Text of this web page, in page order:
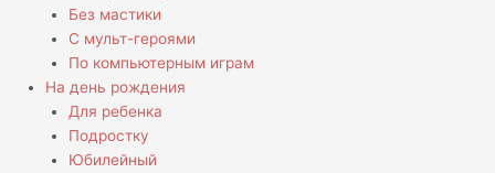
Без мастики
С мульт-героями
По компьютерным играм
На день рождения
Для ребенка
Подростку
Юбилейный